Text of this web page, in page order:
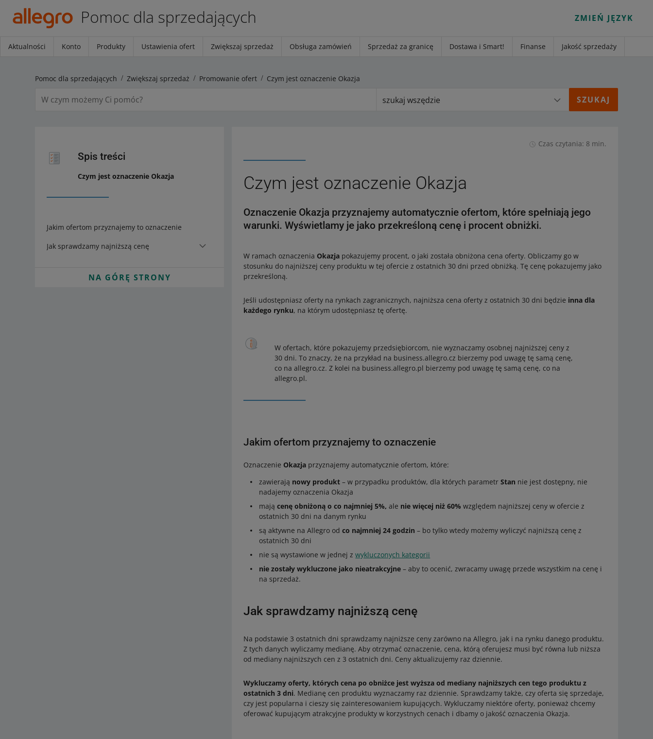
Pomoc dla sprzedających ZMIEŃ JĘZYK
Aktualności Konto Produkty Ustawienia ofert Zwiększaj sprzedaż Obsługa zamówień Sprzedaż za granicę Dostawa i Smart! Finanse Jakość sprzedaży
Pomoc dla sprzedających Zwiększaj sprzedaż Promowanie ofert Czym jest oznaczenie Okazja
szukaj wszędzie
Spis treści
Czym jest oznaczenie Okazja
Jakim ofertom przyznajemy to oznaczenie
Jak sprawdzamy najniższą cenę
NA GÓRĘ STRONY
Czas czytania: 8 min.
Czym jest oznaczenie Okazja
Oznaczenie Okazja przyznajemy automatycznie ofertom, które spełniają jego
warunki. Wyświetlamy je jako przekreśloną cenę i procent obniżki.
W ramach oznaczenia Okazja pokazujemy procent, o jaki została obniżona cena oferty. Obliczamy go w
stosunku do najniższej ceny produktu w tej ofercie z ostatnich 30 dni przed obniżką. Tę cenę pokazujemy jako
przekreśloną.
Jeśli udostępniasz oferty na rynkach zagranicznych, najniższa cena oferty z ostatnich 30 dni będzie inna dla
każdego rynku, na którym udostępniasz tę ofertę.
W ofertach, które pokazujemy przedsiębiorcom, nie wyznaczamy osobnej najniższej ceny z
30 dni. To znaczy, że na przykład na business.allegro.cz bierzemy pod uwagę tę samą cenę,
co na allegro.cz. Z kolei na business.allegro.pl bierzemy pod uwagę tę samą cenę, co na
allegro.pl.
Jakim ofertom przyznajemy to oznaczenie
Oznaczenie Okazja przyznajemy automatycznie ofertom, które:
zawierają nowy produkt – w przypadku produktów, dla których parametrStan nie jest dostępny, nie
nadajemy oznaczenia Okazja
mającenę obniżoną o co najmniej 5%, ale nie więcej niż 60% względem najniższej ceny w ofercie z
ostatnich 30 dni na danym rynku
są aktywne na Allegro odco najmniej 24 godzin – bo tylko wtedy możemy wyliczyć najniższą cenę z
ostatnich 30 dni
nie są wystawione w jednej zwykluczonych kategorii
nie zostały wykluczone jako nieatrakcyjne – aby to ocenić, zwracamy uwagę przede wszystkim na cenę i
na sprzedaż.
Jak sprawdzamy najniższą cenę
Na podstawie 3 ostatnich dni sprawdzamy najniższe ceny zarówno na Allegro, jak i na rynku danego produktu.
Z tych danych wyliczamy medianę. Aby otrzymać oznaczenie, cena, którą oferujesz musi być równa lub niższa
od mediany najniższych cen z 3 ostatnich dni. Ceny aktualizujemy raz dziennie.
Wykluczamy oferty, których cena po obniżce jest wyższa od mediany najniższych cen tego produktu z
ostatnich 3 dni. Medianę cen produktu wyznaczamy raz dziennie. Sprawdzamy także, czy oferta się sprzedaje,
czy jest popularna i cieszy się zainteresowaniem kupujących. Wykluczamy niektóre oferty, ponieważ chcemy
oferować kupującym atrakcyjne produkty w korzystnych cenach i dbamy o jakość oznaczenia Okazja.